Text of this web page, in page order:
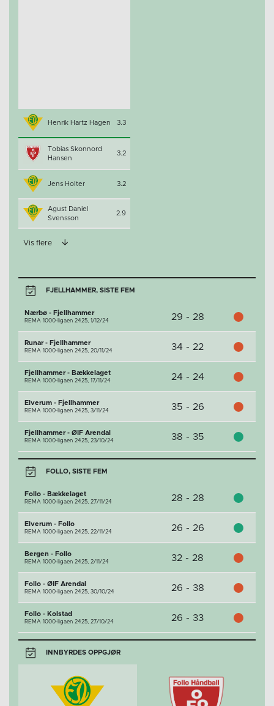
Henrik Hartz Hagen 3.3
Tobias Skonnord
Hansen
3.2
Jens Holter 3.2
Agust Daniel
Svensson
2.9
Vis flere
FJELLHAMMER, SISTE FEM
Nærbø - Fjellhammer
REMA 1000-ligaen 2425, 1/12/24 29 - 28
Runar - Fjellhammer
REMA 1000-ligaen 2425, 20/11/24 34 - 22
Fjellhammer - Bækkelaget
REMA 1000-ligaen 2425, 17/11/24 24 - 24
Elverum - Fjellhammer
REMA 1000-ligaen 2425, 3/11/24 35 - 26
Fjellhammer - ØIF Arendal
REMA 1000-ligaen 2425, 23/10/24 38 - 35
FOLLO, SISTE FEM
Follo - Bækkelaget
REMA 1000-ligaen 2425, 27/11/24 28 - 28
Elverum - Follo
REMA 1000-ligaen 2425, 22/11/24 26 - 26
Bergen - Follo
REMA 1000-ligaen 2425, 2/11/24 32 - 28
Follo - ØIF Arendal
REMA 1000-ligaen 2425, 30/10/24 26 - 38
Follo - Kolstad
REMA 1000-ligaen 2425, 27/10/24 26 - 33
INNBYRDES OPPGJØR